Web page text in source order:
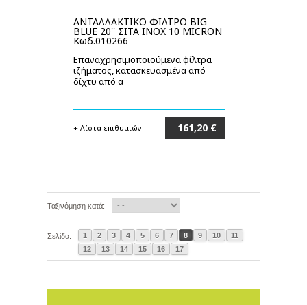
ΑΝΤΑΛΛΑΚΤΙΚΟ ΦΙΛΤΡΟ BIG
BLUE 20'' ΣΙΤΑ INOX 10 MICRON
Κωδ.010266
Επαναχρησιμοποιούμενα φίλτρα
ιζήματος, κατασκευασμένα από
δίχτυ από α
+ Λίστα επιθυμιών 161,20 €
Ταξινόμηση κατά:
Σελίδα: 1 2 3 4 5 6 7 8 9 10
11
12
13 14 15 16 17